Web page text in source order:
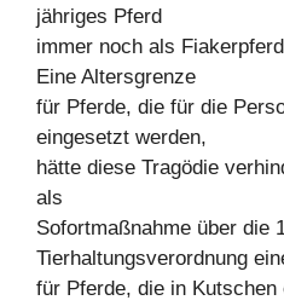
jähriges Pferd
immer noch als
Eine Altersgrenze
für Pferde, die für die
eingesetzt werden,
hätte diese Tragödie
als
Sofortmaßnahme über die
Tierhaltungsverordnung
für Pferde, die in Kutschen